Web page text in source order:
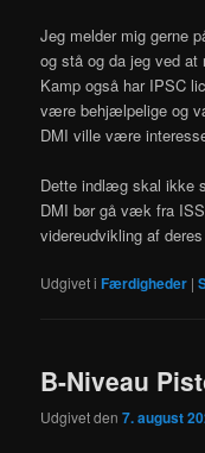
Jeg melder mig gerne
og stå og da jeg ved at
Kamp også har IPSC
være behjælpelige og
DMI ville være
Dette indlæg skal ikke
DMI bør gå væk fra
videreudvikling af
Udgivet i Færdigheder |
B-Niveau
Udgivet den7. august